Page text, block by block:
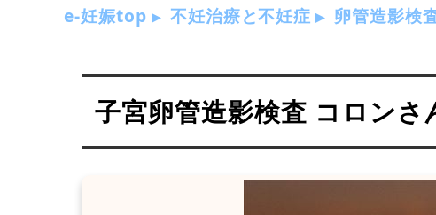
e-妊娠top 不妊治療と不妊症 卵管造影検
子宮卵管造影検査 コロンさ